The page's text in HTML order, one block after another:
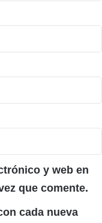
y web en
que comente.
cada nueva